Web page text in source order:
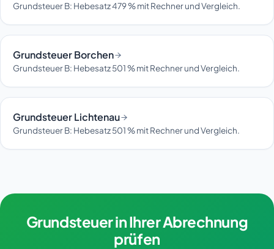
Grundsteuer B: Hebesatz 479 % mit Rechner und Vergleich.
Grundsteuer Borchen
Grundsteuer B: Hebesatz 501 % mit Rechner und Vergleich.
Grundsteuer Lichtenau
Grundsteuer B: Hebesatz 501 % mit Rechner und Vergleich.
Grundsteuer in Ihrer Abrechnung
prüfen